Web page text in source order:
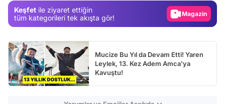
Keşfet ile ziyaret ettiğin
tüm kategorileri tek akışta gör!
Video
Mucize Bu Yıl da Devam Etti! Yaren
Leylek, 13. Kez Adem Amca'ya
Kavuştu!